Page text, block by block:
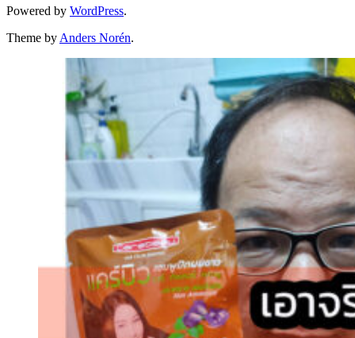
Powered by WordPress.
Theme by Anders Norén.